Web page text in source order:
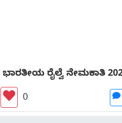
ಭಾರತೀಯ ರೈಲ್ವೆ ನೇಮಕಾತಿ
0